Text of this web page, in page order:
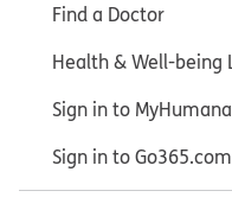
Find a Doctor
Health & Well-being
Sign in to MyHumana
Sign in to Go365.com